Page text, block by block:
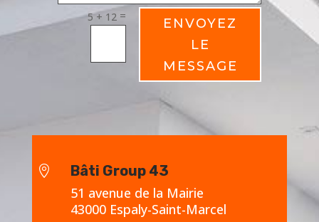
5 + 12 =
ENVOYEZ
LE
MESSAGE

Bâti Group 43
51 avenue de la Mairie
43000 Espaly-Saint-Marcel